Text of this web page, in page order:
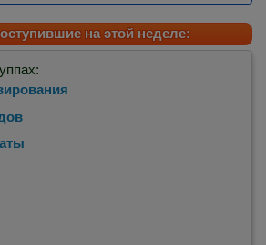
на этой неделе: